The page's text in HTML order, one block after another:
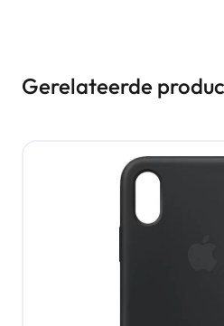
Gerelateerde